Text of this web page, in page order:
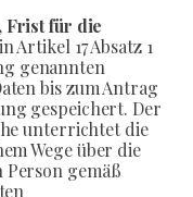
Frist für die
Artikel 17 Absatz 1
genannten
bis zum Antrag
gespeichert. Der
unterrichtet die
Wege über die
gemäß